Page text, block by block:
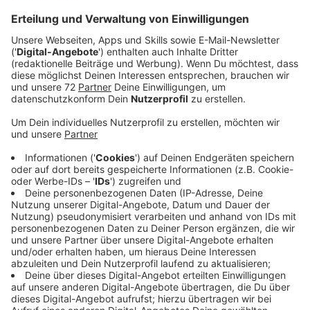
selbst ausgedachtes Model-Projekt "Tempolimit
Veröffentlicht:Mittwoch, 17.08.2022 06:15
Anzeige
Comedy